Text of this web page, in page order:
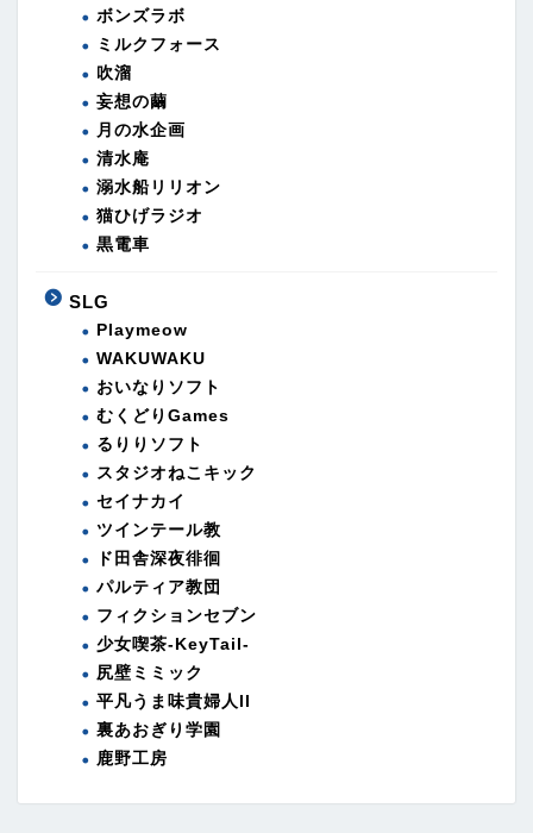
ボンズラボ
ミルクフォース
吹溜
妄想の繭
月の水企画
清水庵
溺水船リリオン
猫ひげラジオ
黒電車
SLG
Playmeow
WAKUWAKU
おいなりソフト
むくどりGames
るりりソフト
スタジオねこキック
セイナカイ
ツインテール教
ド田舎深夜徘徊
パルティア教団
フィクションセブン
少女喫茶-KeyTail-
尻壁ミミック
平凡うま味貴婦人II
裏あおぎり学園
鹿野工房